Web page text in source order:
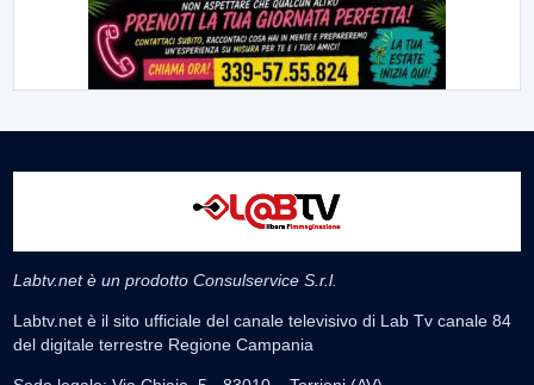
Labtv.net è un prodotto Consulservice S.r.l.
Labtv.net è il sito ufficiale del canale televisivo di Lab Tv canale 84
del digitale terrestre Regione Campania